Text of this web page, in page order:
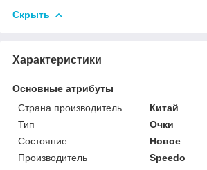
Скрыть
Характеристики
Основные атрибуты
Страна производитель
Китай
Тип
Очки
Состояние
Новое
Производитель
Speedo